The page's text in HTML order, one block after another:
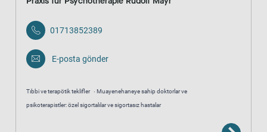
01713852389
E-posta gönder
Tıbbi ve terapötik teklifler
Muayenehaneye sahip doktorlar ve
psikoterapistler: özel sigortalılar ve sigortasız hastalar